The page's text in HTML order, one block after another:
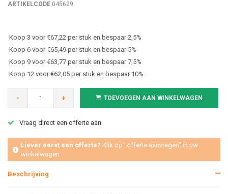
ARTIKELCODE 045629
Koop 3 voor €67,22 per stuk en bespaar 2,5%
Koop 6 voor €65,49 per stuk en bespaar 5%
Koop 9 voor €63,77 per stuk en bespaar 7,5%
Koop 12 voor €62,05 per stuk en bespaar 10%
- + TOEVOEGEN AAN WINKELWAGEN
Vraag direct een offerte aan
Liever eerst een offerte? Klik op "offerte aanvragen" in uw
winkelwagen
Beschrijving